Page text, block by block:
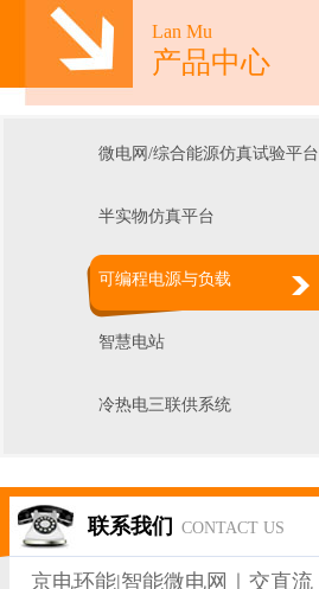
Lan Mu
产品中心
微电网/综合能源仿真试验平台
半实物仿真平台
可编程电源与负载
智慧电站
冷热电三联供系统
联系我们 CONTACT US
京电环能|智能微电网｜交直流